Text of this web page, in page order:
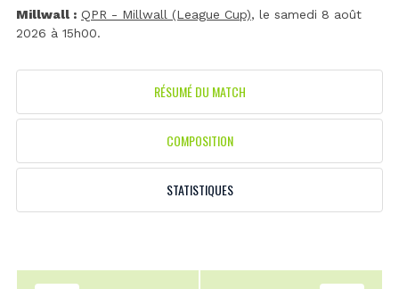
Millwall : QPR - Millwall (League Cup), le samedi 8 août
2026 à 15h00.
RÉSUMÉ DU MATCH
COMPOSITION
STATISTIQUES